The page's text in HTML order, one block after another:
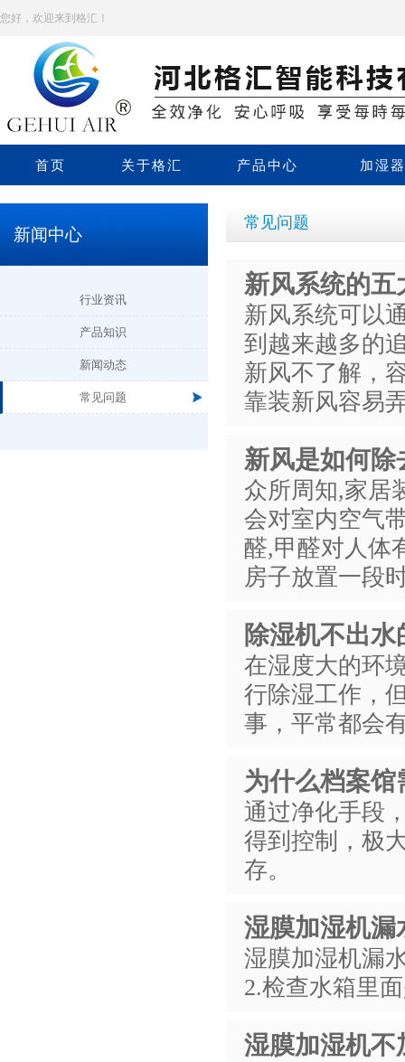
您好，欢迎来到格汇！
首页 关于格汇 产品中心 加湿
新闻中心
行业资讯
产品知识
新闻动态
常见问题
常见问题
新风系统的五
新风系统可以
到越来越多的
新风不了解，
靠装新风容易
新风是如何除
众所周知,家居
会对室内空气
醛,甲醛对人体
房子放置一段
除湿机不出水
在湿度大的环
行除湿工作，
事，平常都会
为什么档案
通过净化手段
得到控制，极
存。
湿膜加湿机漏
湿膜加湿机漏
2.检查水箱里
湿膜加湿机不